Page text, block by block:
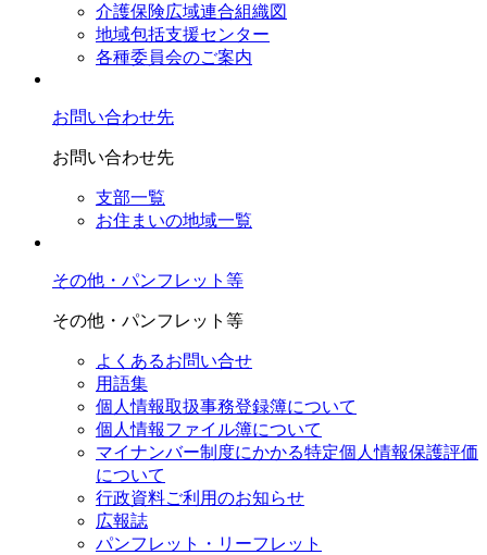
介護保険広域連合組織図
地域包括支援センター
各種委員会のご案内
お問い合わせ先
お問い合わせ先
支部一覧
お住まいの地域一覧
その他・パンフレット等
その他・パンフレット等
よくあるお問い合せ
用語集
個人情報取扱事務登録簿について
個人情報ファイル簿について
マイナンバー制度にかかる特定個人情報保護評価
について
行政資料ご利用のお知らせ
広報誌
パンフレット・リーフレット